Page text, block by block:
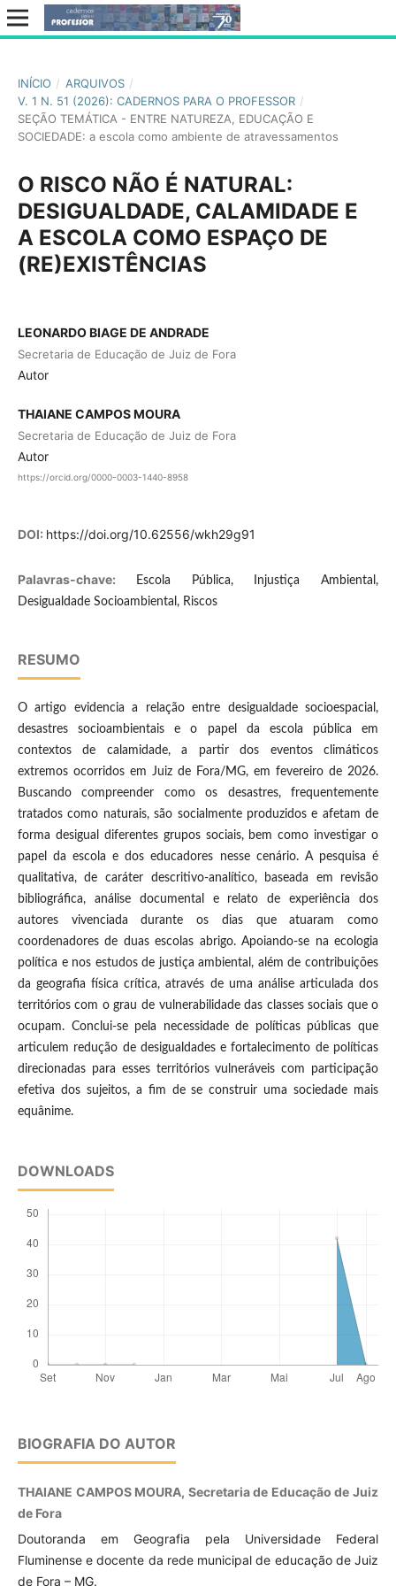
INÍCIO / ARQUIVOS /
V. 1 N. 51 (2026): CADERNOS PARA O PROFESSOR /
SEÇÃO TEMÁTICA - ENTRE NATUREZA, EDUCAÇÃO E
SOCIEDADE: a escola como ambiente de atravessamentos
O RISCO NÃO É NATURAL:
DESIGUALDADE, CALAMIDADE E
A ESCOLA COMO ESPAÇO DE
(RE)EXISTÊNCIAS
LEONARDO BIAGE DE ANDRADE
Secretaria de Educação de Juiz de Fora
Autor
THAIANE CAMPOS MOURA
Secretaria de Educação de Juiz de Fora
Autor
https://orcid.org/0000-0003-1440-8958
DOI: https://doi.org/10.62556/wkh29g91
Palavras-chave:
Escola Pública, Injustiça Ambiental,
Desigualdade Socioambiental, Riscos
RESUMO
O artigo evidencia a relação entre desigualdade socioespacial,
desastres socioambientais e o papel da escola pública em
contextos de calamidade, a partir dos eventos climáticos
extremos ocorridos em Juiz de Fora/MG, em fevereiro de 2026.
Buscando compreender como os desastres, frequentemente
tratados como naturais, são socialmente produzidos e afetam de
forma desigual diferentes grupos sociais, bem como investigar o
papel da escola e dos educadores nesse cenário. A pesquisa é
qualitativa, de caráter descritivo-analítico, baseada em revisão
bibliográfica, análise documental e relato de experiência dos
autores vivenciada durante os dias que atuaram como
coordenadores de duas escolas abrigo. Apoiando-se na ecologia
política e nos estudos de justiça ambiental, além de contribuições
da geografia física crítica, através de uma análise articulada dos
territórios com o grau de vulnerabilidade das classes sociais que o
ocupam. Conclui-se pela necessidade de políticas públicas que
articulem redução de desigualdades e fortalecimento de políticas
direcionadas para esses territórios vulneráveis com participação
efetiva dos sujeitos, a fim de se construir uma sociedade mais
equânime.
DOWNLOADS
BIOGRAFIA DO AUTOR
THAIANE CAMPOS MOURA, Secretaria de Educação de Juiz
de Fora
Doutoranda em Geografia pela Universidade Federal
Fluminense e docente da rede municipal de educação de Juiz
de Fora – MG.